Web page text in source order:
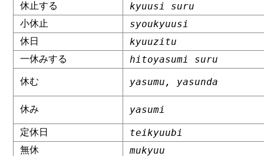
休止する kyuusi suru
小休止 syoukyuusi
休日 kyuuzitu
一休みする hitoyasumi suru
休む yasumu, yasunda
休み yasumi
定休日 teikyuubi
無休 mukyuu